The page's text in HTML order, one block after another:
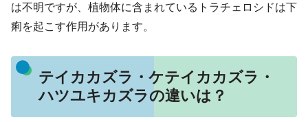
は不明ですが、植物体に含まれているトラチェロシドは下
痢を起こす作用があります。
テイカカズラ・ケテイカカズラ・
ハツユキカズラの違いは？